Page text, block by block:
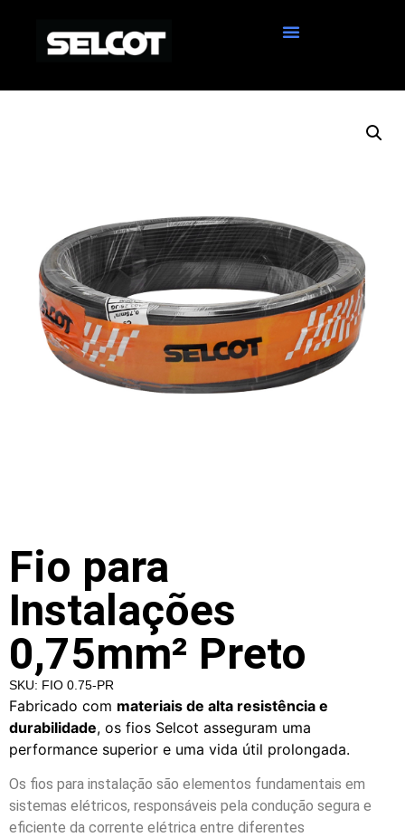
Fio para
Instalações
0,75mm² Preto
SKU: FIO 0.75-PR
Fabricado com materiais de alta resistência e
durabilidade, os fios Selcot asseguram uma
performance superior e uma vida útil prolongada.
Os fios para instalação são elementos fundamentais em
sistemas elétricos, responsáveis pela condução segura e
eficiente da corrente elétrica entre diferentes